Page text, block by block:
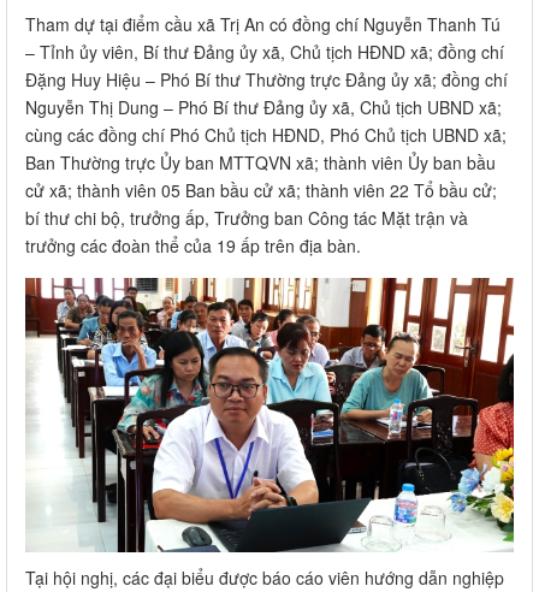
Tham dự tại điểm cầu xã Trị An có đồng chí Nguyễn Thanh Tú
– Tỉnh ủy viên, Bí thư Đảng ủy xã, Chủ tịch HĐND xã; đồng chí
Đặng Huy Hiệu – Phó Bí thư Thường trực Đảng ủy xã; đồng chí
Nguyễn Thị Dung – Phó Bí thư Đảng ủy xã, Chủ tịch UBND xã;
cùng các đồng chí Phó Chủ tịch HĐND, Phó Chủ tịch UBND xã;
Ban Thường trực Ủy ban MTTQVN xã; thành viên Ủy ban bầu
cử xã; thành viên 05 Ban bầu cử xã; thành viên 22 Tổ bầu cử;
bí thư chi bộ, trưởng ấp, Trưởng ban Công tác Mặt trận và
trưởng các đoàn thể của 19 ấp trên địa bàn.
Tại hội nghị, các đại biểu được báo cáo viên hướng dẫn nghiệp